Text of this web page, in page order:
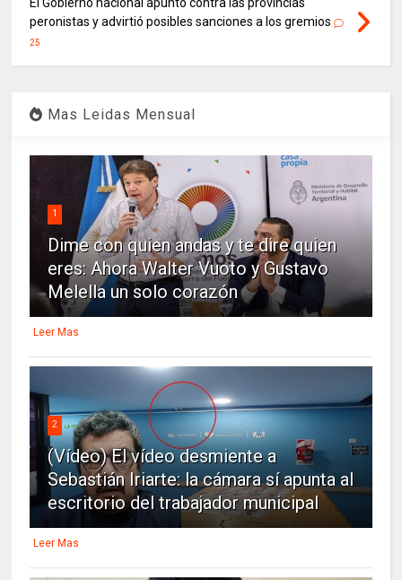
peronistas y advirtió posibles sanciones a los gremios
25
Mas Leidas Mensual
1
Dime con quien andas y te dire quien
eres: Ahora Walter Vuoto y Gustavo
Melella un solo corazón
Leer Mas
2
(Vídeo) El vídeo desmiente a
Sebastián Iriarte: la cámara sí apunta al
escritorio del trabajador municipal
Leer Mas